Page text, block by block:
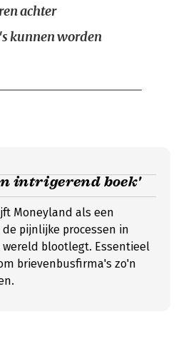
achter
kunnen worden
intrigerend boek'
Moneyland als een
pijnlijke processen in
blootlegt. Essentieel
brievenbusfirma's zo'n